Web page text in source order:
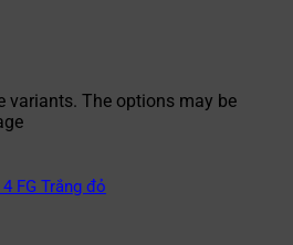
variants. The options may be
FG Trắng đỏ